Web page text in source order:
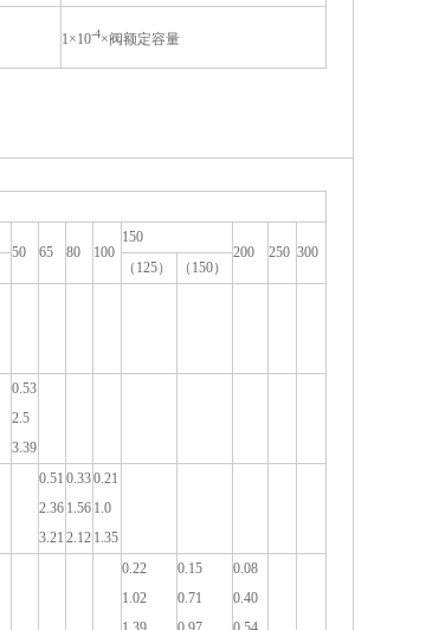
1×10-4×阀额定容量
50
65 80 100
150
200
250 300
（125） （150）
0.53
2.5
3.39
0.51
2.36
3.21
0.33
1.56
2.12
0.21
1.0
1.35
0.22
1.02
0.15
0.71
0.08
0.40